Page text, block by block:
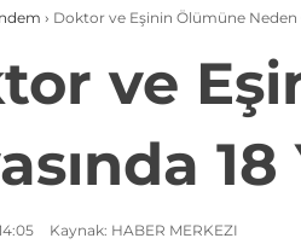
› Doktor ve Eşinin Ölümüne Neden
ve
18
Kaynak: HABER MERKEZI